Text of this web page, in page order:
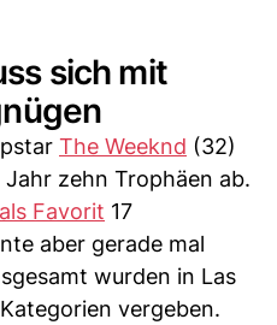
sich mit
The Weeknd (32)
zehn Trophäen ab.
als Favorit 17
aber gerade mal
wurden in Las
vergeben.